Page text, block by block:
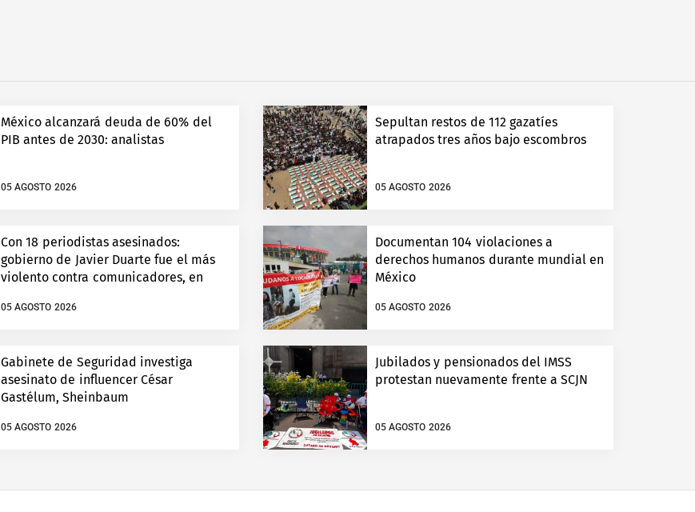
México alcanzará deuda de 60% del
PIB antes de 2030: analistas
05 AGOSTO 2026
Sepultan restos de 112 gazatíes
atrapados tres años bajo escombros
05 AGOSTO 2026
Con 18 periodistas asesinados:
gobierno de Javier Duarte fue el más
violento contra comunicadores, en
05 AGOSTO 2026
Documentan 104 violaciones a
derechos humanos durante mundial en
México
05 AGOSTO 2026
Gabinete de Seguridad investiga
asesinato de influencer César
Gastélum, Sheinbaum
05 AGOSTO 2026
Jubilados y pensionados del IMSS
protestan nuevamente frente a SCJN
05 AGOSTO 2026